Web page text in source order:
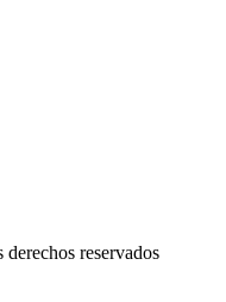
reservados